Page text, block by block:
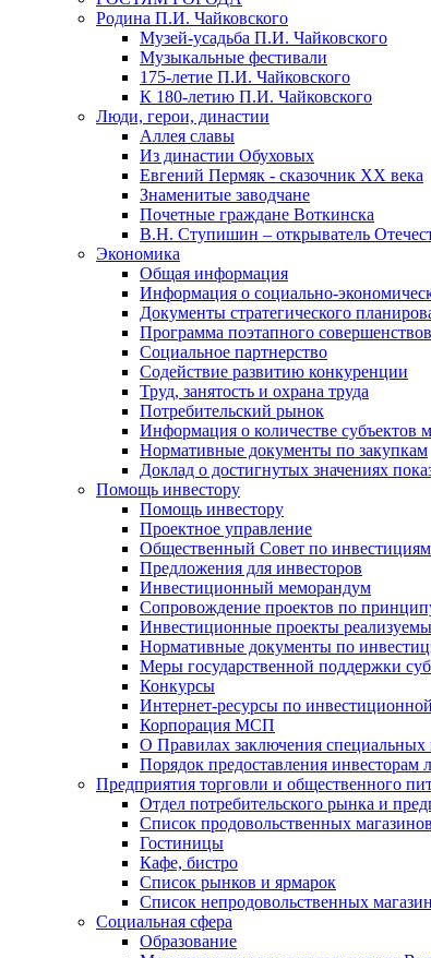
Родина П.И. Чайковского
Музей-усадьба П.И. Чайковского
Музыкальные фестивали
175-летие П.И. Чайковского
К 180-летию П.И. Чайковского
Люди, герои, династии
Аллея славы
Из династии Обуховых
Евгений Пермяк - сказочник XX века
Знаменитые заводчане
Почетные граждане Воткинска
В.Н. Ступишин – открыватель
Экономика
Общая информация
Информация о социально-
Документы стратегического
Программа поэтапного
Социальное партнерство
Содействие развитию конкуренции
Труд, занятость и охрана труда
Потребительский рынок
Информация о количестве субъектов
Нормативные документы по закупкам
Доклад о достигнутых значениях
Помощь инвестору
Помощь инвестору
Проектное управление
Общественный Совет по инвестициям
Предложения для инвесторов
Инвестиционный меморандум
Сопровождение проектов по
Инвестиционные проекты
Нормативные документы по
Меры государственной поддержки
Конкурсы
Интернет-ресурсы по
Корпорация МСП
О Правилах заключения специальных
Порядок предоставления
Предприятия торговли и общественного
Отдел потребительского рынка и
Список продовольственных магазинов
Гостиницы
Кафе, бистро
Cписок рынков и ярмарок
Список непродовольственных
Социальная сфера
Образование